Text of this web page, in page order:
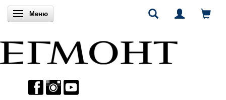
Включи навигацията
Меню